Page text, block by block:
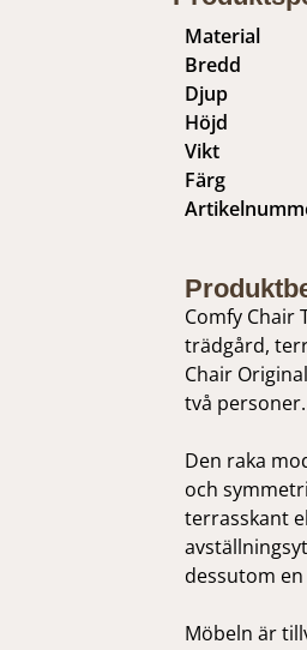
Material
Bredd
Djup
Höjd
Vikt
Färg
Comfy Chair
trädgård,
Chair
två personer.
Den raka
och
terrasskant
dessutom
Möbeln är